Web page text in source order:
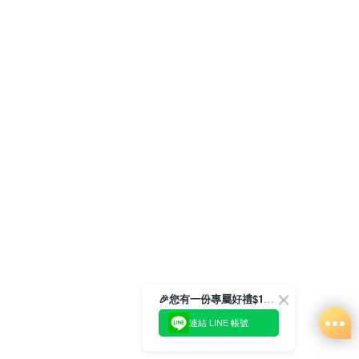
🎉您有一份專屬好禮$100正等著您🎁
連結 LINE 帳號